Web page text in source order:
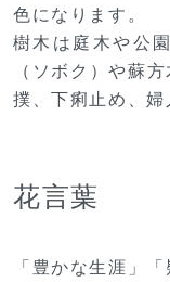
色になります。
樹木は庭木や公
（ソボク）や蘇
撲、下痢止め、婦
花言葉
「豊かな生涯」